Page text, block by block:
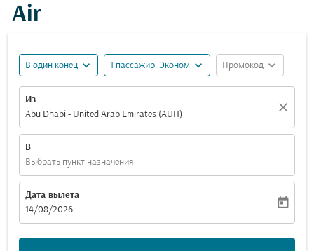
Air
В один конец expand_more 1 пассажир, Эконом expand_more Промокод expand_more
Из
Abu Dhabi - United Arab Emirates (AUH)
close
В
Выбрать пункт назначения
Дата вылета
fc-booking-departure-date-aria-label
14/08/2026
today